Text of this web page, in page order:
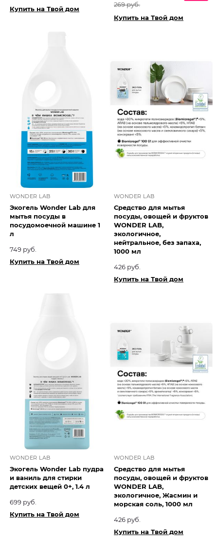
Купить на Твой дом
269 руб.
Купить на Твой дом
WONDER LAB
Экогель Wonder Lab для
мытья посуды в
посудомоечной машине 1
л
749 руб.
Купить на Твой дом
WONDER LAB
Средство для мытья
посуды, овощей и фруктов
WONDER LAB,
экологичное,
нейтральное, без запаха,
1000 мл
426 руб.
Купить на Твой дом
WONDER LAB
Экогель Wonder Lab пудра
и ваниль для стирки
детских вещей 0+, 1.4 л
699 руб.
Купить на Твой дом
WONDER LAB
Средство для мытья
посуды, овощей и фруктов
WONDER LAB,
экологичное, Жасмин и
морская соль, 1000 мл
426 руб.
Купить на Твой дом